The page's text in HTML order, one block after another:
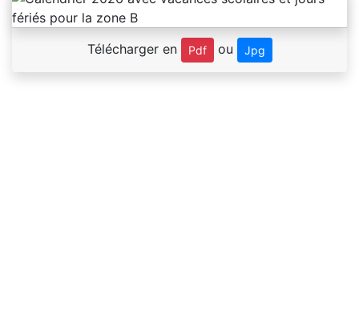
Télécharger en Pdf ou Jpg